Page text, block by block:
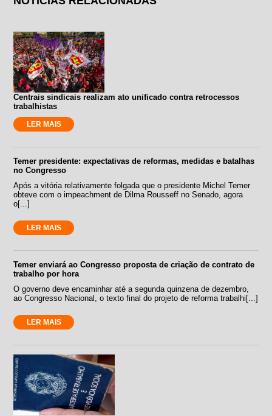
Centrais sindicais realizam ato unificado contra retrocessos
trabalhistas
LER MAIS
Temer presidente: expectativas de reformas, medidas e batalhas
no Congresso
Após a vitória relativamente folgada que o presidente Michel Temer
obteve com o impeachment de Dilma Rousseff no Senado, agora
o[...]
LER MAIS
Temer enviará ao Congresso proposta de criação de contrato de
trabalho por hora
O governo deve encaminhar até a segunda quinzena de dezembro,
ao Congresso Nacional, o texto final do projeto de reforma trabalhi[...]
LER MAIS